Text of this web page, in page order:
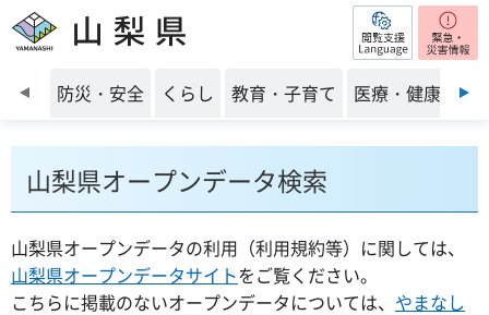
山梨県 閲覧支援
前のスライドを表示
防災・安全 くらし 教育・子育て 医療・健康・福
山梨県オープンデータ検索
山梨県オープンデータの利用（利用規約等）に関しては、
山梨県オープンデータサイトをご覧ください。
こちらに掲載のないオープンデータについては、 やまなし